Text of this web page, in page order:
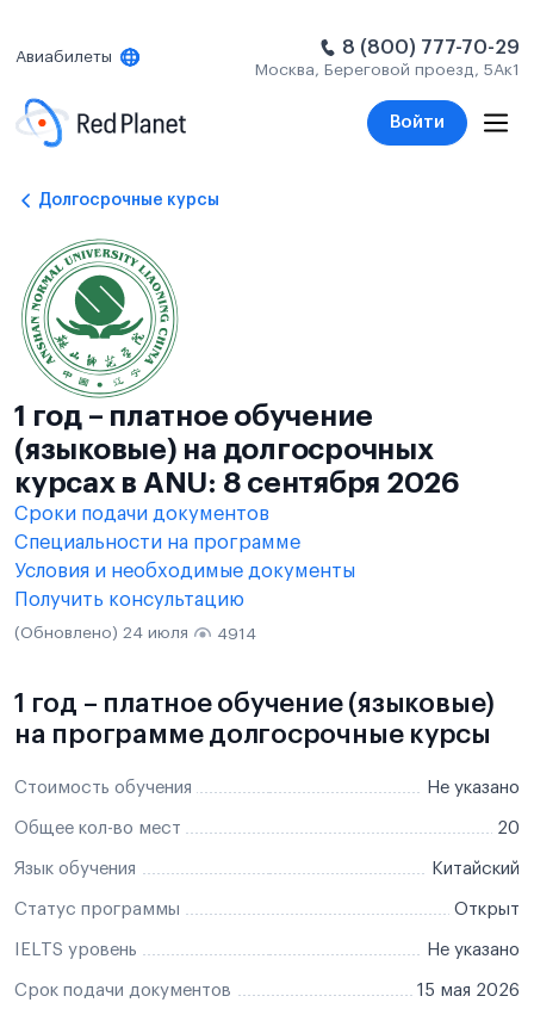
Авиабилеты 8 (800) 777-70-29
Москва, Береговой проезд, 5Ак1
Войти
Долгосрочные курсы
1 год – платное обучение
(языковые) на долгосрочных
курсах в ANU: 8 сентября 2026
Сроки подачи документов
Специальности на программе
Условия и необходимые документы
Получить консультацию
(Обновлено) 24 июля 4914
1 год – платное обучение (языковые)
на программе долгосрочные курсы
Стоимость обучения Не указано
Общее кол-во мест 20
Язык обучения Китайский
Статус программы Открыт
IELTS уровень Не указано
Срок подачи документов 15 мая 2026